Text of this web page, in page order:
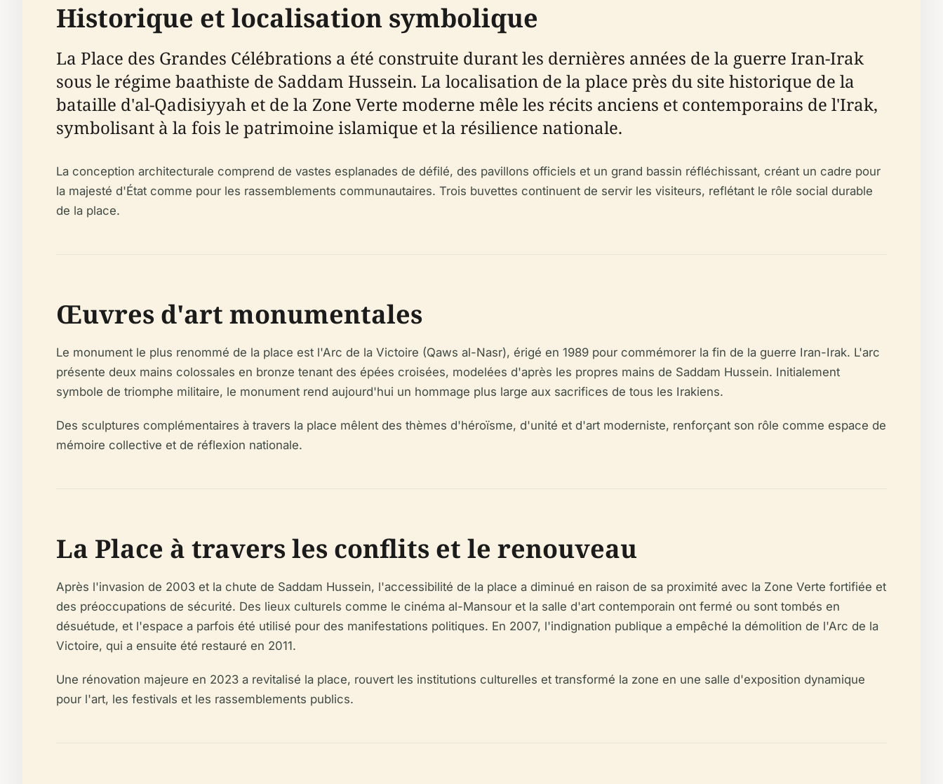
Historique et localisation symbolique
La Place des Grandes Célébrations a été construite durant les dernières années de la guerre Iran-Irak
sous le régime baathiste de Saddam Hussein. La localisation de la place près du site historique de la
bataille d'al-Qadisiyyah et de la Zone Verte moderne mêle les récits anciens et contemporains de l'Irak,
symbolisant à la fois le patrimoine islamique et la résilience nationale.
La conception architecturale comprend de vastes esplanades de défilé, des pavillons officiels et un grand bassin réfléchissant, créant un cadre pour
la majesté d'État comme pour les rassemblements communautaires. Trois buvettes continuent de servir les visiteurs, reflétant le rôle social durable
de la place.
Œuvres d'art monumentales
Le monument le plus renommé de la place est l'Arc de la Victoire (Qaws al-Nasr), érigé en 1989 pour commémorer la fin de la guerre Iran-Irak. L'arc
présente deux mains colossales en bronze tenant des épées croisées, modelées d'après les propres mains de Saddam Hussein. Initialement
symbole de triomphe militaire, le monument rend aujourd'hui un hommage plus large aux sacrifices de tous les Irakiens.
Des sculptures complémentaires à travers la place mêlent des thèmes d'héroïsme, d'unité et d'art moderniste, renforçant son rôle comme espace de
mémoire collective et de réflexion nationale.
La Place à travers les conflits et le renouveau
Après l'invasion de 2003 et la chute de Saddam Hussein, l'accessibilité de la place a diminué en raison de sa proximité avec la Zone Verte fortifiée et
des préoccupations de sécurité. Des lieux culturels comme le cinéma al-Mansour et la salle d'art contemporain ont fermé ou sont tombés en
désuétude, et l'espace a parfois été utilisé pour des manifestations politiques. En 2007, l'indignation publique a empêché la démolition de l'Arc de la
Victoire, qui a ensuite été restauré en 2011.
Une rénovation majeure en 2023 a revitalisé la place, rouvert les institutions culturelles et transformé la zone en une salle d'exposition dynamique
pour l'art, les festivals et les rassemblements publics.